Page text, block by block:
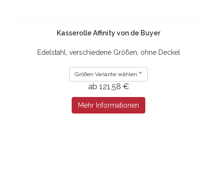
Kasserolle Affinity von de Buyer
Edelstahl, verschiedene Größen, ohne Deckel
Größen Variante wählen
ab 121,58 €
Mehr Informationen